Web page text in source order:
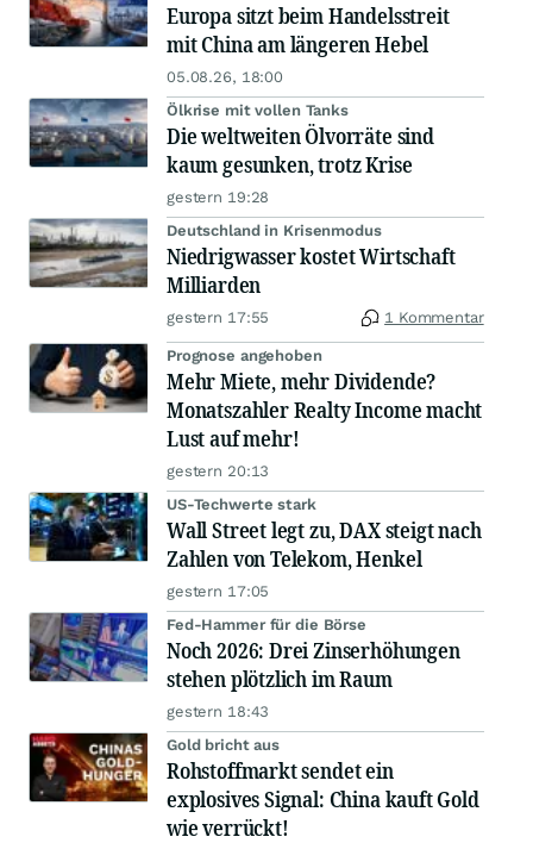
Europa sitzt beim Handelsstreit
mit China am längeren Hebel
05.08.26, 18:00
Ölkrise mit vollen Tanks
Die weltweiten Ölvorräte sind
kaum gesunken, trotz Krise
gestern 19:28
Deutschland in Krisenmodus
Niedrigwasser kostet Wirtschaft
Milliarden
gestern 17:55 1 Kommentar
Prognose angehoben
Mehr Miete, mehr Dividende?
Monatszahler Realty Income macht
Lust auf mehr!
gestern 20:13
US-Techwerte stark
Wall Street legt zu, DAX steigt nach
Zahlen von Telekom, Henkel
gestern 17:05
Fed-Hammer für die Börse
Noch 2026: Drei Zinserhöhungen
stehen plötzlich im Raum
gestern 18:43
Gold bricht aus
Rohstoffmarkt sendet ein
explosives Signal: China kauft Gold
wie verrückt!